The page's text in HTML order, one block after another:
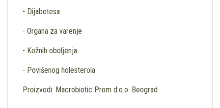
- Dijabetesa
- Organa za varenje
- Kožnih oboljenja
- Povišenog holesterola
Proizvodi: Macrobiotic Prom d.o.o. Beograd